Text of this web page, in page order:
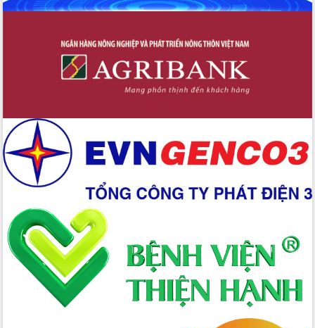
Định vị cà phê Việt Nam như một “di
Xây dựng nông thôn mới: Nâng cao đời
sống người dân từ những mô hình thiết
Quyết liệt tháo gỡ vướng mắc, đẩy
trong Khu kinh tế Nam Phú Yên
Hòn Yến phát triển du lịch gắn với bảo
tồn biển
Lấy ý kiến điều chỉnh Quy hoạch tỉnh
Đắk Lắk thời kỳ 2021-2030, tầm nhìn
Phát động chiến dịch 30 ngày đêm
giải phóng mặt bằng Tuyến đường bộ
ven biển
Đắk Lắk nỗ lực thúc đẩy tăng trưởng
kinh tế từ 10% trở lên trong Quý
Đắk Lắk ký kết thỏa thuận hợp tác về